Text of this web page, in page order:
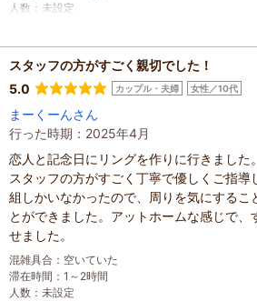
人数 ： 未設定
スタッフの方がすごく親切でした！
5.0
カップル・夫婦 女性／10代
まーくーんさん
行った時期：2025年4月
恋人と記念日にリングを作りに行きました。
スタッフの方がすごく丁寧で優しくご指導
組しかいなかったので、周りを気にするこ
とができました。アットホームな感じで、
せました。
混雑具合 ： 空いていた
滞在時間 ： 1～2時間
人数 ： 未設定